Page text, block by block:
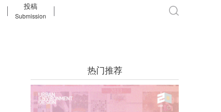
投稿
Submission
热门推荐